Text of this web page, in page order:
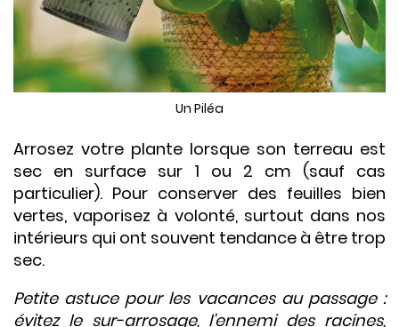
Un Piléa
Arrosez votre plante lorsque son terreau est
sec en surface sur 1 ou 2 cm (sauf cas
particulier). Pour conserver des feuilles bien
vertes, vaporisez à volonté, surtout dans nos
intérieurs qui ont souvent tendance à être trop
sec.
Petite astuce pour les vacances au passage :
évitez le sur-arrosage, l’ennemi des racines,